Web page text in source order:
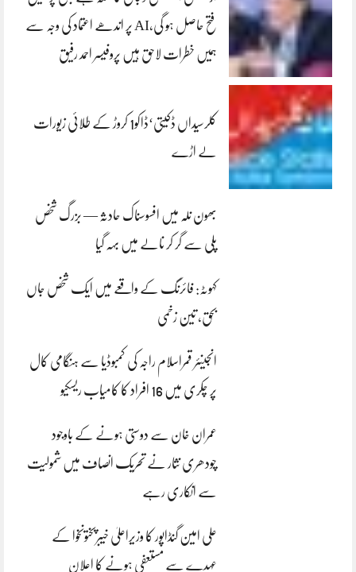
فتح حاصل ہو گی،AI پر اندھے اعتماد کی وجہ سے
ہمیں خطرات لاحق ہیں پروفیسر احمد رفیق
کلرسیداں ڈکیتی‘ڈاکو1 کروڑ کے طلائی زیورات
لے اڑے
بھون نلہ میں افسوسناک حادثہ — بزرگ شخص
پلی سے گر کر نالے میں بہہ گیا
کہوٹہ: فائرنگ کے واقعے میں ایک شخص جاں
بحق، تین زخمی
انجینئر قمراسلام راجہ کی کمبوڈیا سے ہنگامی کال
پر چکری میں 16 افراد کا کامیاب ریسکیو
عمران خان سے دوستی ہونے کے باوجود
چودھری نثار نے تحریک انصاف میں شمولیت
سے انکاری رہے
علی امین گنڈاپور کا وزیراعلیٰ خیبرپختونخوا کے
عہدے سے مستعفی ہونے کا اعلان